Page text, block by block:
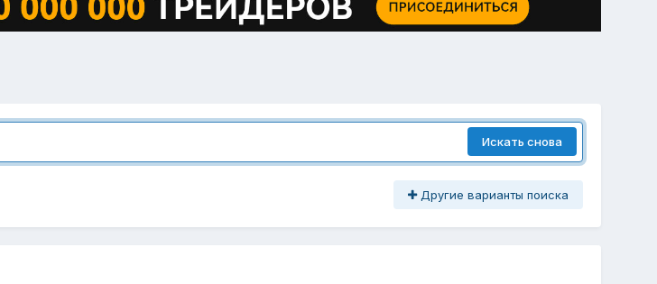
Искать снова
Другие варианты поиска